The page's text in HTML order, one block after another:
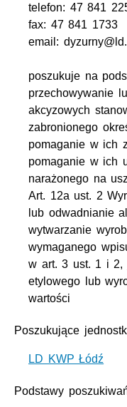
telefon: 47 841
fax: 47 841 1733
email:
poszukuje na
przechowywanie
akcyzowych
zabronionego
pomaganie w ich
pomaganie w ich
narażonego na
Art. 12a ust. 2
lub odwadnianie
wytwarzanie
wymaganego
w art. 3 ust. 1 i 2,
etylowego lub
wartości
Poszukujące
LD KWP Łódź
Podstawy